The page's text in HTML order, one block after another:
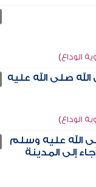
الوداع)
صلى الله عليه
الوداع)
الله عليه وسلم
إلى المدينة